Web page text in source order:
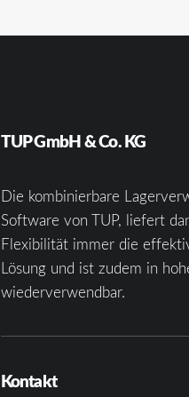
TUP GmbH & Co. KG
Die kombinierbare
Software von TUP, liefert
Flexibilität immer die
Lösung und ist zudem in
wiederverwendbar.
Kontakt